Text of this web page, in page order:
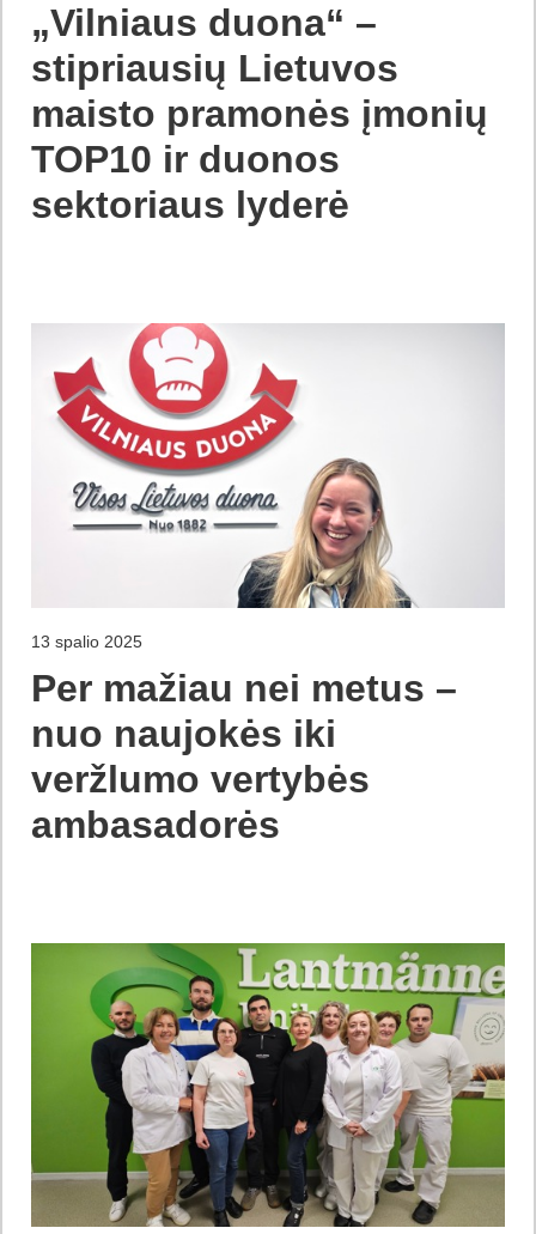
„Vilniaus duona“ –
stipriausių Lietuvos
maisto pramonės įmonių
TOP10 ir duonos
sektoriaus lyderė
13 spalio 2025
Per mažiau nei metus –
nuo naujokės iki
veržlumo vertybės
ambasadorės